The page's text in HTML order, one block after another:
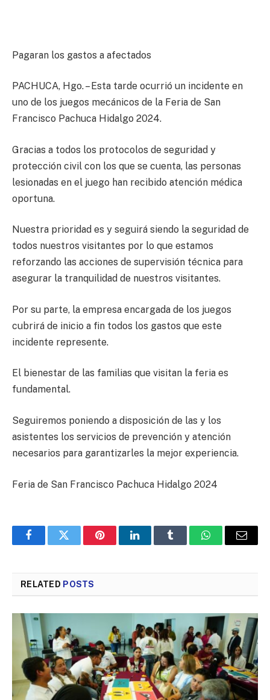
Pagaran los gastos a afectados
PACHUCA, Hgo. – Esta tarde ocurrió un incidente en
uno de los juegos mecánicos de la Feria de San
Francisco Pachuca Hidalgo 2024.
Gracias a todos los protocolos de seguridad y
protección civil con los que se cuenta, las personas
lesionadas en el juego han recibido atención médica
oportuna.
Nuestra prioridad es y seguirá siendo la seguridad de
todos nuestros visitantes por lo que estamos
reforzando las acciones de supervisión técnica para
asegurar la tranquilidad de nuestros visitantes.
Por su parte, la empresa encargada de los juegos
cubrirá de inicio a fin todos los gastos que este
incidente represente.
El bienestar de las familias que visitan la feria es
fundamental.
Seguiremos poniendo a disposición de las y los
asistentes los servicios de prevención y atención
necesarios para garantizarles la mejor experiencia.
Feria de San Francisco Pachuca Hidalgo 2024
FacebookTwitter PinterestLinkedInTumblr WhatsAppEmail
RELATED POSTS